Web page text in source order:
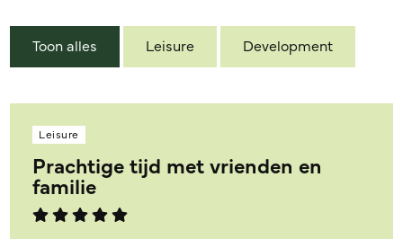
Toon alles Leisure Development
Leisure
Prachtige tijd met vrienden en
familie